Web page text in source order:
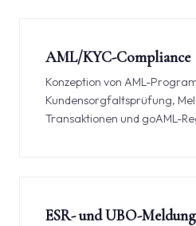
AML/KYC-Compliance
Konzeption von AML-
Kundensorgfaltsprüfung,
Transaktionen und goAML-
ESR- und UBO-